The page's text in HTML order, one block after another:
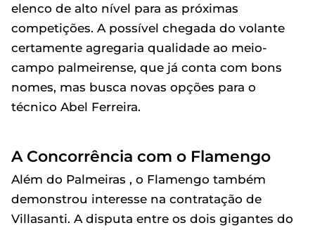
elenco de alto nível para as próximas
competições. A possível chegada do volante
certamente agregaria qualidade ao meio-
campo palmeirense, que já conta com bons
nomes, mas busca novas opções para o
técnico Abel Ferreira.
A Concorrência com o Flamengo
Além do Palmeiras , o Flamengo também
demonstrou interesse na contratação de
Villasanti. A disputa entre os dois gigantes do